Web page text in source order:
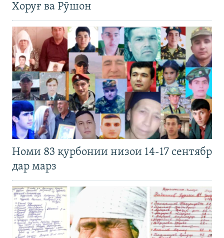
Хоруғ ва Рӯшон
Номи 83 қурбонии низои 14-17 сентябр
дар марз